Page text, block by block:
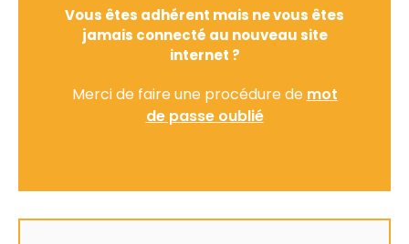
Vous êtes adhérent mais ne vous êtes
jamais connecté au nouveau site
internet ?
Merci de faire une procédure de mot
de passe oublié